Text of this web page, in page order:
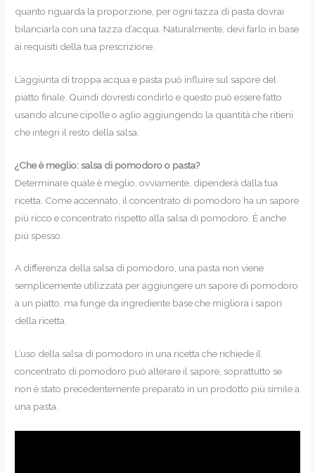
quanto riguarda la proporzione, per ogni tazza di pasta dovrai
bilanciarla con una tazza d’acqua. Naturalmente, devi farlo in base
ai requisiti della tua prescrizione.
L’aggiunta di troppa acqua e pasta può influire sul sapore del
piatto finale. Quindi dovresti condirlo e questo può essere fatto
usando alcune cipolle o aglio aggiungendo la quantità che ritieni
che integri il resto della salsa.
¿Che è meglio: salsa di pomodoro o pasta?
Determinare quale è meglio, ovviamente, dipenderà dalla tua
ricetta. Come accennato, il concentrato di pomodoro ha un sapore
più ricco e concentrato rispetto alla salsa di pomodoro. È anche
più spesso.
A differenza della salsa di pomodoro, una pasta non viene
semplicemente utilizzata per aggiungere un sapore di pomodoro
a un piatto, ma funge da ingrediente base che migliora i sapori
della ricetta.
L’uso della salsa di pomodoro in una ricetta che richiede il
concentrato di pomodoro può alterare il sapore, soprattutto se
non è stato precedentemente preparato in un prodotto più simile a
una pasta.